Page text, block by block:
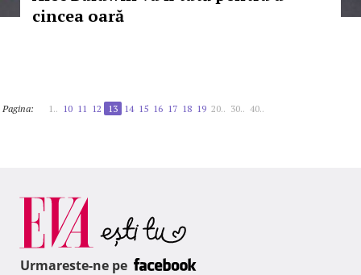
cincea oară
Pagina: 1.. 10 11 12 13 14 15 16 17 18 19 20.. 30.. 40..
Urmareste-ne pe